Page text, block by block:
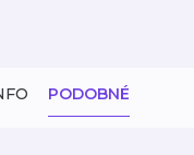
PODOBNÉ